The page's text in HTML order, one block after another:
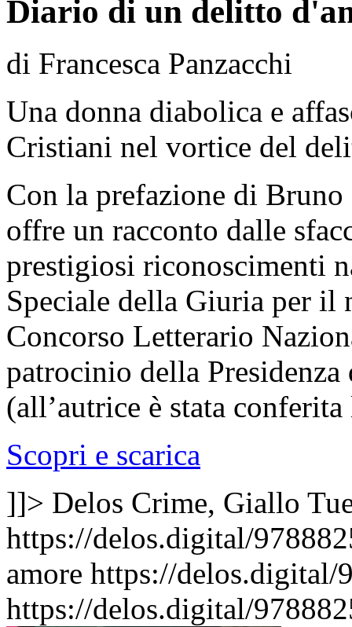
Diario di un delitto
di Francesca Panzacchi
Una donna diabolica e
Cristiani nel vortice del
Con la prefazione di Bruno
offre un racconto dalle
prestigiosi riconoscimenti
Speciale della Giuria per il
Concorso Letterario
patrocinio della
(all’autrice è stata
Scopri e scarica
]]> Delos Crime, Giallo
https://delos.digital/
amore https://delos.digital/
https://delos.digital/